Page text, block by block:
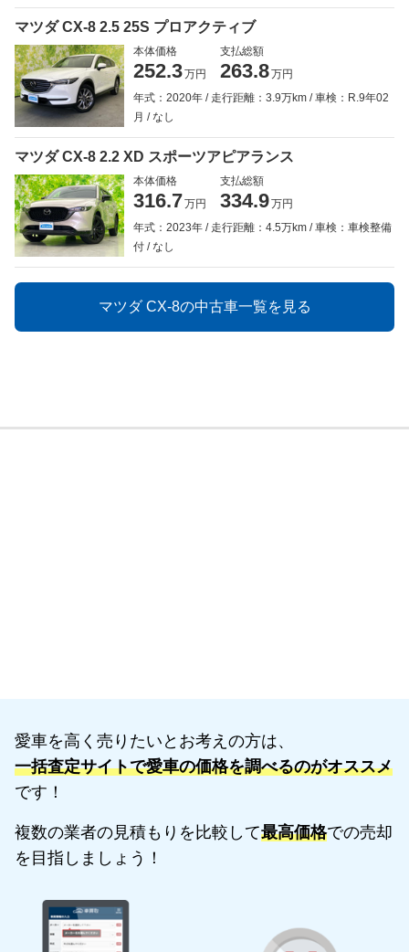
マツダ CX-8 2.5 25S プロアクティブ
本体価格
252.3万円
支払総額
263.8万円
年式：2020年
走行距離：3.9万km
車検：R.9年02
月
なし
マツダ CX-8 2.2 XD スポーツアピアランス
本体価格
316.7万円
支払総額
334.9万円
年式：2023年
走行距離：4.5万km
車検：車検整備
付
なし
マツダ CX-8の中古車一覧を見る
愛車を高く売りたいとお考えの方は、
一括査定サイトで愛車の価格を調べるのがオススメ
です！
複数の業者の見積もりを比較して最高価格での売却
を目指しましょう！